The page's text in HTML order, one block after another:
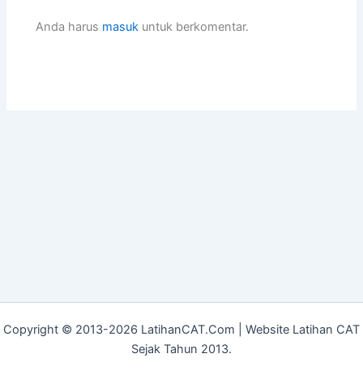
Anda harus masuk untuk berkomentar.
Copyright © 2013-2026 LatihanCAT.Com | Website Latihan CAT
Sejak Tahun 2013.